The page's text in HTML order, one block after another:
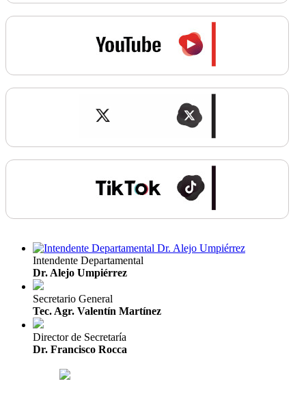
Intendente Departamental
Dr. Alejo Umpiérrez
Secretario General
Tec. Agr. Valentín Martínez
Director de Secretaría
Dr. Francisco Rocca